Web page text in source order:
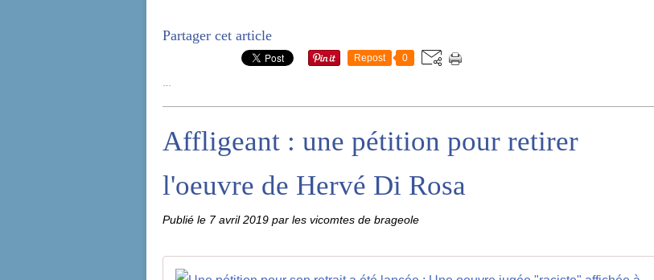
Partager cet article
Repost 0
Affligeant : une pétition pour retirer
l'oeuvre de Hervé Di Rosa
Publié le 7 avril 2019 par les vicomtes de brageole